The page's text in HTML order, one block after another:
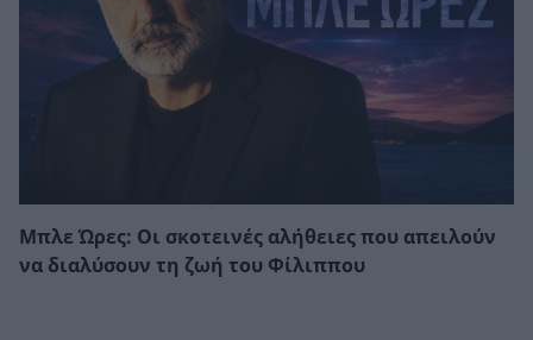
Μπλε Ώρες: Οι σκοτεινές αλήθειες που απειλούν
να διαλύσουν τη ζωή του Φίλιππου